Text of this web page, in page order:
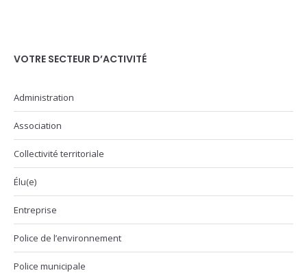
VOTRE SECTEUR D’ACTIVITÉ
Administration
Association
Collectivité territoriale
Élu(e)
Entreprise
Police de l’environnement
Police municipale